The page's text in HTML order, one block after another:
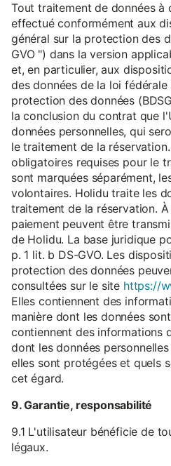
Tout traitement de données à
effectué conformément aux
général sur la protection des
GVO ") dans la version
et, en particulier, aux
des données de la loi fédérale
protection des données
la conclusion du contrat que
données personnelles, qui
le traitement de la
obligatoires requises pour le
sont marquées séparément,
volontaires. Holidu traite les
traitement de la réservation.
paiement peuvent être
de Holidu. La base juridique
p. 1 lit. b DS-GVO. Les
protection des données
consultées sur le site https://
Elles contiennent des
manière dont les données
contiennent des informations
dont les données
elles sont protégées et quels
cet égard.
9. Garantie, responsabilité
9.1 L'utilisateur bénéficie de
légaux.